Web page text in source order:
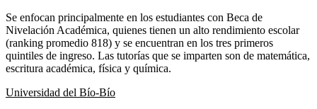
Se enfocan principalmente en los estudiantes con Beca de
Nivelación Académica, quienes tienen un alto rendimiento escolar
(ranking promedio 818) y se encuentran en los tres primeros
quintiles de ingreso. Las tutorías que se imparten son de matemática,
escritura académica, física y química.
Universidad del Bío-Bío